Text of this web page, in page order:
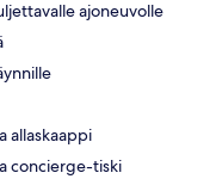
ajoneuvolle
allaskaappi
concierge-tiski